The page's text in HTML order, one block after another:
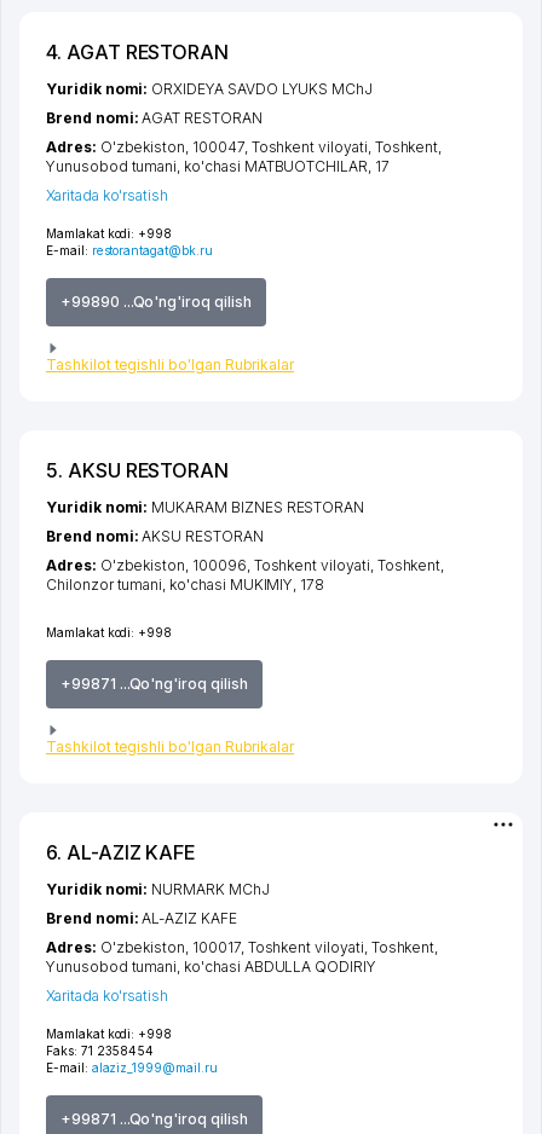
4. AGAT RESTORAN
Mamlakat kodi: +998
E-mail: restorantagat@bk.ru
+99890 ...Qo'ng'iroq qilish
Tashkilot tegishli bo'lgan Rubrikalar
Yuridik nomi: ORXIDEYA SAVDO LYUKS MChJ
Brend nomi:AGAT RESTORAN
Adres: O'zbekiston, 100047, Toshkent viloyati Toshkent
Yunusobod tumani ko'chasi MATBUOTCHILAR , 17
Xaritada ko'rsatish
5. AKSU RESTORAN
Mamlakat kodi: +998
+99871 ...Qo'ng'iroq qilish
Tashkilot tegishli bo'lgan Rubrikalar
Yuridik nomi: MUKARAM BIZNES RESTORAN
Brend nomi:AKSU RESTORAN
Adres: O'zbekiston, 100096, Toshkent viloyati Toshkent
Chilonzor tumani ko'chasi MUKIMIY , 178
6. AL-AZIZ KAFE
Mamlakat kodi: +998
Faks: 71 2358454
E-mail: alaziz_1999@mail.ru
+99871 ...Qo'ng'iroq qilish
Yuridik nomi: NURMARK MChJ
Brend nomi:AL-AZIZ KAFE
Adres: O'zbekiston, 100017, Toshkent viloyati, Toshkent,
Yunusobod tumani, ko'chasi ABDULLA QODIRIY
Xaritada ko'rsatish